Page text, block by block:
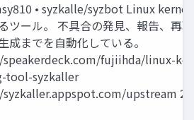
• syzkalle/syzbot Linux kernel
ツール。 不具合の発見、報告、再
成までを自動化している。
fujiihda/linux-
tool-syzkaller
upstream